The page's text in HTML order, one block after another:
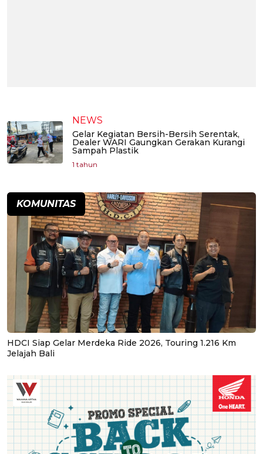
NEWS
Gelar Kegiatan Bersih-Bersih Serentak,
Dealer WARI Gaungkan Gerakan Kurangi
Sampah Plastik
1 tahun
KOMUNITAS
HDCI Siap Gelar Merdeka Ride 2026, Touring 1.216 Km
Jelajah Bali